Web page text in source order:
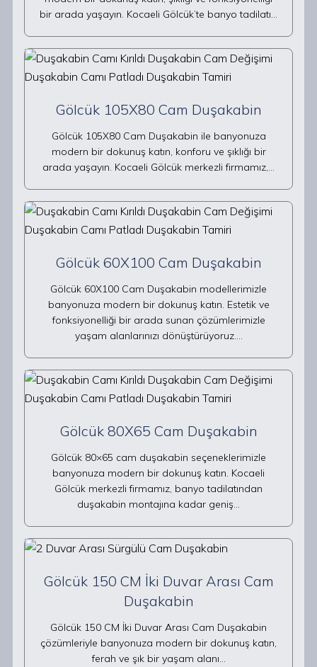
bir arada yaşayın. Kocaeli Gölcük’te banyo tadilatı…
Gölcük 105X80 Cam Duşakabin
Gölcük 105X80 Cam Duşakabin ile banyonuza
modern bir dokunuş katın, konforu ve şıklığı bir
arada yaşayın. Kocaeli Gölcük merkezli firmamız,…
Gölcük 60X100 Cam Duşakabin
Gölcük 60X100 Cam Duşakabin modellerimizle
banyonuza modern bir dokunuş katın. Estetik ve
fonksiyonelliği bir arada sunan çözümlerimizle
yaşam alanlarınızı dönüştürüyoruz.…
Gölcük 80X65 Cam Duşakabin
Gölcük 80×65 cam duşakabin seçeneklerimizle
banyonuza modern bir dokunuş katın. Kocaeli
Gölcük merkezli firmamız, banyo tadilatından
duşakabin montajına kadar geniş…
Gölcük 150 CM İki Duvar Arası Cam
Duşakabin
Gölcük 150 CM İki Duvar Arası Cam Duşakabin
çözümleriyle banyonuza modern bir dokunuş katın,
ferah ve şık bir yaşam alanı…